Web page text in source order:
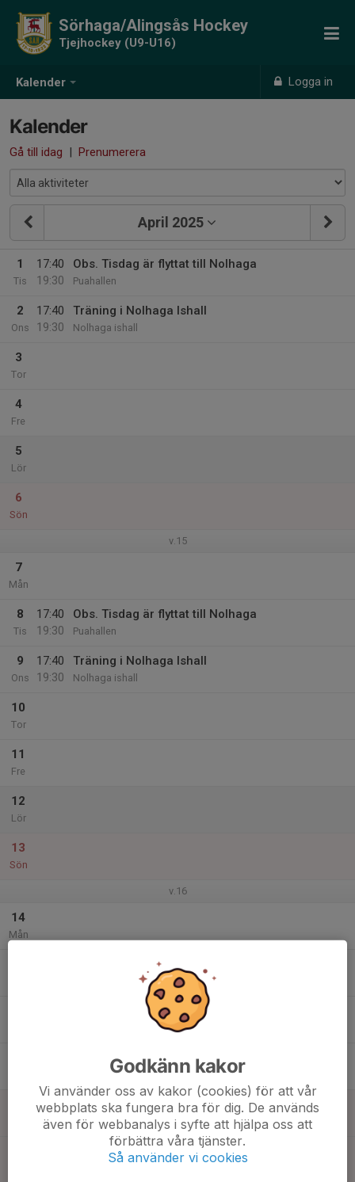
Kalender Logga in
Sörhaga/Alingsås Hockey
Tjejhockey (U9-U16)
Kalender
Gå till idag | Prenumerera
April 2025
1
Tis
17:40
19:30
Obs. Tisdag är flyttat till Nolhaga
Puahallen
2
Ons
17:40
19:30
Träning i Nolhaga Ishall
Nolhaga ishall
3
Tor
4
Fre
5
Lör
6
Sön
v.15
7
Mån
8
Tis
17:40
19:30
Obs. Tisdag är flyttat till Nolhaga
Puahallen
9
Ons
17:40
19:30
Träning i Nolhaga Ishall
Nolhaga ishall
10
Tor
11
Fre
12
Lör
13
Sön
v.16
14
Mån
Obs. Tisdag är flyttat till Nolhaga
Träning i Nolhaga Ishall
Godkänn kakor
Vi använder oss av kakor (cookies) för att vår
webbplats ska fungera bra för dig. De används
även för webbanalys i syfte att hjälpa oss att
förbättra våra tjänster.
Så använder vi cookies